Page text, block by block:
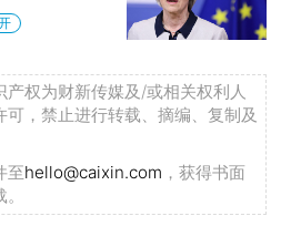
权为财新传媒及/或相关权利人
，禁止进行转载、摘编、复制及
至hello@caixin.com ，获得书面